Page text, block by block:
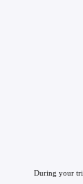
During your